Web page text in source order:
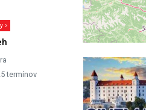
>
termínov